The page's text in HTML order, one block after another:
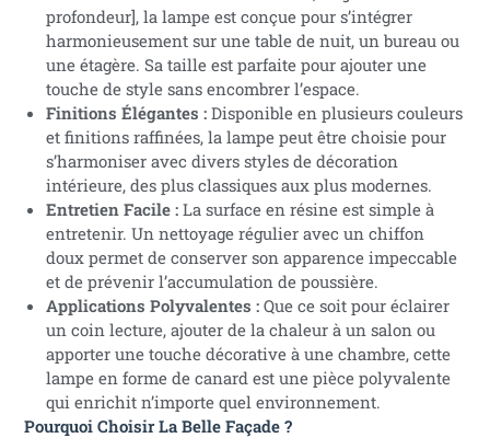
profondeur], la lampe est conçue pour s’intégrer
harmonieusement sur une table de nuit, un bureau ou
une étagère. Sa taille est parfaite pour ajouter une
touche de style sans encombrer l’espace.
Finitions Élégantes : Disponible en plusieurs couleurs
et finitions raffinées, la lampe peut être choisie pour
s’harmoniser avec divers styles de décoration
intérieure, des plus classiques aux plus modernes.
Entretien Facile : La surface en résine est simple à
entretenir. Un nettoyage régulier avec un chiffon
doux permet de conserver son apparence impeccable
et de prévenir l’accumulation de poussière.
Applications Polyvalentes : Que ce soit pour éclairer
un coin lecture, ajouter de la chaleur à un salon ou
apporter une touche décorative à une chambre, cette
lampe en forme de canard est une pièce polyvalente
qui enrichit n’importe quel environnement.
Pourquoi Choisir La Belle Façade ?